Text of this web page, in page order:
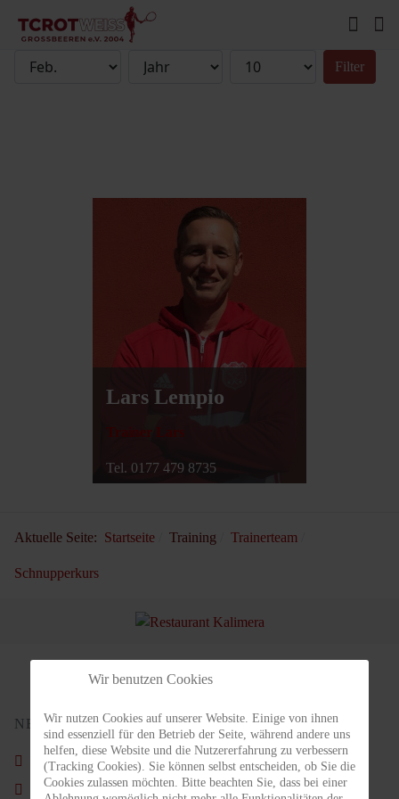
Filter
Lars Lempio
Trainer Lars
Tel. 0177 479 8735
Aktuelle Seite: Startseite Training Trainerteam
Schnupperkurs
NEUSTE BEITRÄGE
Schön war´s wieder.
Nachruf - Carl Ahlgrimm
Wir benutzen Cookies
Wir nutzen Cookies auf unserer Website. Einige von ihnen
sind essenziell für den Betrieb der Seite, während andere uns
helfen, diese Website und die Nutzererfahrung zu verbessern
(Tracking Cookies). Sie können selbst entscheiden, ob Sie die
Cookies zulassen möchten. Bitte beachten Sie, dass bei einer